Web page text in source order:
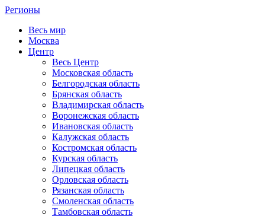
Регионы
Весь мир
Москва
Центр
Весь Центр
Московская область
Белгородская область
Брянская область
Владимирская область
Воронежская область
Ивановская область
Калужская область
Костромская область
Курская область
Липецкая область
Орловская область
Рязанская область
Смоленская область
Тамбовская область